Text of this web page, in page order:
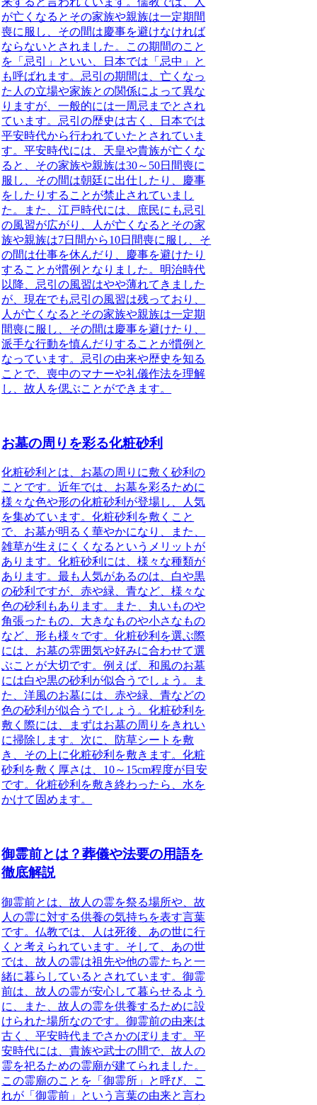
が亡くなるとその家族や親族は一定期間
喪に服し、その間は慶事を避けなければ
ならないとされました。この期間のこと
を「忌引」といい、日本では「忌中」と
も呼ばれます。忌引の期間は、亡くなっ
た人の立場や家族との関係によって異な
りますが、一般的には一周忌までとされ
ています。忌引の歴史は古く、日本では
平安時代から行われていた とされていま
す。平安時代には、天皇や貴族が亡くな
ると、その家族や親族は30～50日間喪に
服し、その間は朝廷に出仕したり、慶事
をしたりすることが禁止されていまし
た。また、江戸時代には、庶民にも忌引
の風習が広がり、人が亡くなるとその家
族や親族は7日間から10日間喪に服し、そ
の間は仕事を休んだり、慶事を避けたり
することが慣例となりました。明治時代
以降、忌引の風習はやや薄れてきました
が、現在でも忌引の風習は残っており、
人が亡くなるとその家族や親族は一定期
間喪に服し、その間は慶事を避けたり、
派手な行動を慎んだりすることが慣例と
なっています。 忌引の由来や歴史を知る
ことで、喪中のマナーや礼儀作法を理解
し、故人を偲ぶことができます。
お墓の周りを彩る化粧砂利
化粧砂利とは、お墓の周りに敷く砂利の
ことです。近年では、お墓を彩るために
様々な色や形の化粧砂利が登場し、人気
を集めています。化粧砂利を敷くこと
で、お墓が明るく華やかになり、また、
雑草が生えにくくなるというメリットが
あります。化粧砂利には、様々な種類が
あります。最も人気があるのは、白や黒
の砂利ですが、赤や緑、青など、様々な
色の砂利もあります。また、丸いものや
角張ったもの、大きなものや小さなもの
など、形も様々です。化粧砂利を選ぶ際
には、お墓の雰囲気や好みに合わせて選
ぶことが大切です。例えば、和風のお墓
には白や黒の砂利が似合うでしょう。ま
た、洋風のお墓には、赤や緑、青などの
色の砂利が似合うでしょう。化粧砂利を
敷く際には、まずはお墓の周りをきれい
に掃除します。次に、防草シートを敷
き、その上に化粧砂利を敷きます。化粧
砂利を敷く厚さは、10～15cm程度が目安
です。化粧砂利を敷き終わったら、水を
かけて固めます。
御霊前とは？葬儀や法要の用語を
徹底解説
御霊前とは、故人の霊を祭る場所や、故
人の霊に対する供養の気持ちを表す言葉
です。仏教では、人は死後、あの世に行
くと考えられています。そして、あの世
では、故人の霊は祖先や他の霊たちと一
緒に暮らしているとされています。御霊
前は、故人の霊が安心して暮らせるよう
に、また、故人の霊を供養するために設
けられた場所なのです。御霊前の由来は
古く、平安時代までさかのぼります。平
安時代には、貴族や武士の間で、故人の
霊を祀るための霊廟が建てられました。
この霊廟のことを「御霊所」と呼び、こ
れが「御霊前」という言葉の由来と言わ